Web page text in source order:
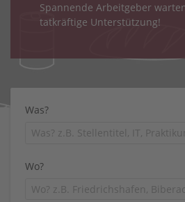
Spannende Arbeitgeber
tatkräftige Unterstützung!
Was?
Wo?